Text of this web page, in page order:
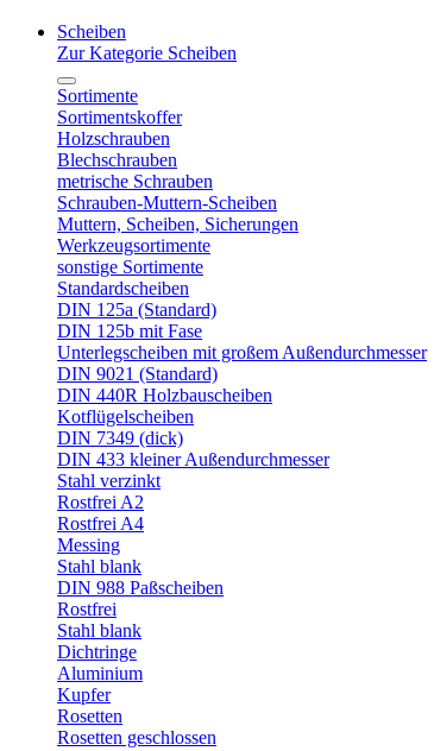
Scheiben
Zur Kategorie Scheiben
Sortimente
Sortimentskoffer
Holzschrauben
Blechschrauben
metrische Schrauben
Schrauben-Muttern-Scheiben
Muttern, Scheiben, Sicherungen
Werkzeugsortimente
sonstige Sortimente
Standardscheiben
DIN 125a (Standard)
DIN 125b mit Fase
Unterlegscheiben mit großem Außendurchmesser
DIN 9021 (Standard)
DIN 440R Holzbauscheiben
Kotflügelscheiben
DIN 7349 (dick)
DIN 433 kleiner Außendurchmesser
Stahl verzinkt
Rostfrei A2
Rostfrei A4
Messing
Stahl blank
DIN 988 Paßscheiben
Rostfrei
Stahl blank
Dichtringe
Aluminium
Kupfer
Rosetten
Rosetten geschlossen